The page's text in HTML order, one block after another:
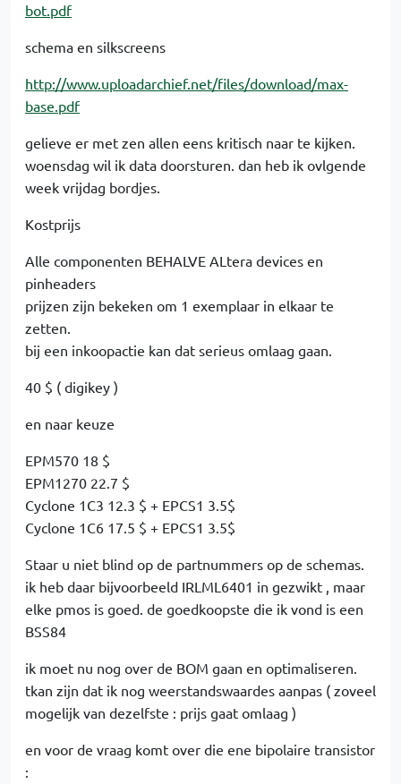
bot.pdf
schema en silkscreens
http://www.uploadarchief.net/files/download/max-
base.pdf
gelieve er met zen allen eens kritisch naar te kijken.
woensdag wil ik data doorsturen. dan heb ik ovlgende
week vrijdag bordjes.
Kostprijs
Alle componenten BEHALVE ALtera devices en
pinheaders
prijzen zijn bekeken om 1 exemplaar in elkaar te
zetten.
bij een inkoopactie kan dat serieus omlaag gaan.
40 $ ( digikey )
en naar keuze
EPM570 18 $
EPM1270 22.7 $
Cyclone 1C3 12.3 $ + EPCS1 3.5$
Cyclone 1C6 17.5 $ + EPCS1 3.5$
Staar u niet blind op de partnummers op de schemas.
ik heb daar bijvoorbeeld IRLML6401 in gezwikt , maar
elke pmos is goed. de goedkoopste die ik vond is een
BSS84
ik moet nu nog over de BOM gaan en optimaliseren.
tkan zijn dat ik nog weerstandswaardes aanpas ( zoveel
mogelijk van dezelfste : prijs gaat omlaag )
en voor de vraag komt over die ene bipolaire transistor
: